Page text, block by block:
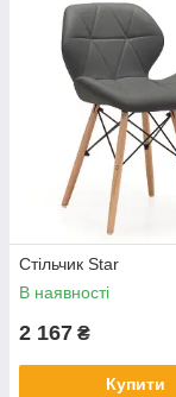
Стільчик Star
В наявності
2 167 ₴
Купити